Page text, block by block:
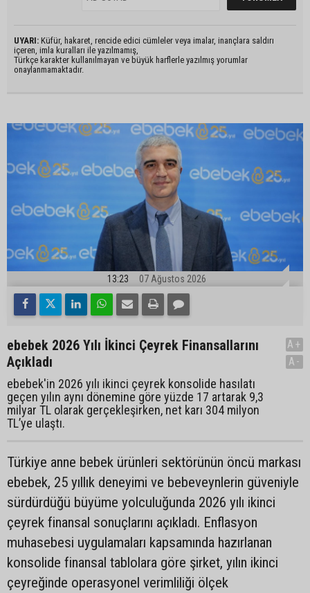
UYARI: Küfür, hakaret, rencide edici cümleler veya imalar, inançlara saldırı
içeren, imla kuralları ile yazılmamış,
Türkçe karakter kullanılmayan ve büyük harflerle yazılmış yorumlar
onaylanmamaktadır.
13:23 07 Ağustos 2026
ebebek 2026 Yılı İkinci Çeyrek Finansallarını
Açıkladı
ebebek'in 2026 yılı ikinci çeyrek konsolide hasılatı
geçen yılın aynı dönemine göre yüzde 17 artarak 9,3
milyar TL olarak gerçekleşirken, net karı 304 milyon
TL’ye ulaştı.
A+
A-
Türkiye anne bebek ürünleri sektörünün öncü markası
ebebek, 25 yıllık deneyimi ve bebeveynlerin güveniyle
sürdürdüğü büyüme yolculuğunda 2026 yılı ikinci
çeyrek finansal sonuçlarını açıkladı. Enflasyon
muhasebesi uygulamaları kapsamında hazırlanan
konsolide finansal tablolara göre şirket, yılın ikinci
çeyreğinde operasyonel verimliliği ölçek